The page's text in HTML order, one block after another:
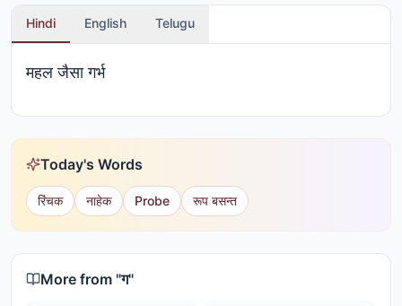
Hindi English Telugu
महल जैसा गर्भ
Today's Words
रिंचक नाहेक Probe रूप बसन्त
More from "ग"